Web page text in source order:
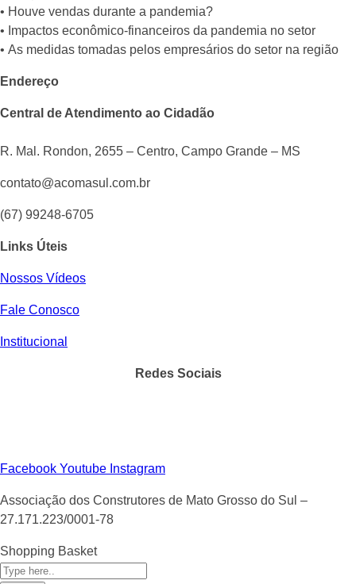
• Houve vendas durante a pandemia?⠀
• Impactos econômico-financeiros da pandemia no setor⠀
• As medidas tomadas pelos empresários do setor na região⠀
Endereço
Central de Atendimento ao Cidadão
R. Mal. Rondon, 2655 – Centro, Campo Grande – MS
contato@acomasul.com.br
(67) 99248-6705
Links Úteis
Nossos Vídeos
Fale Conosco
Institucional
Redes Sociais
Facebook Youtube Instagram
Associação dos Construtores de Mato Grosso do Sul –
27.171.223/0001-78
Shopping Basket